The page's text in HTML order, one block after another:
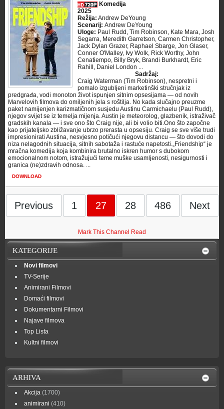
Komedija
2025
Režija: Andrew DeYoung
Scenarij: Andrew DeYoung
Uloge: Paul Rudd, Tim Robinson, Kate Mara, Josh
Segarra, Meredith Garretson, Carmen Christopher,
Jack Dylan Grazer, Raphael Sbarge, Jon Glaser,
Conner O'Malley, Ivy Wolk, Rick Worthy, John
Cenatiempo, Billy Bryk, Brandi Burkhardt, Eric
Rahill, Daniel London ...
Sadržaj:
Craig Waterman (Tim Robinson), nespretni i
pomalo izgubljeni marketinški stručnjak iz
predgrađa, vodi monoton život ispunjen sitnim opsesijama — od novih
Marvelovih filmova do omiljenih jela s roštilja. No kada slučajno preuzme
paket namijenjen karizmatičnom susjedu Austinu Carmichaelu (Paul Rudd),
njegov svijet se iz temelja mijenja. Austin je meteorolog, glazbenik, istraživač
gradskih kanala — i sve ono što Craig nije, ali bi volio biti.Ono što započne
kao prijateljsko zbližavanje ubrzo prerasta u opsesiju. Craig se sve više trudi
impresionirati Austina, nesvjesno potičući njegovu distancu — što dovodi do
niza nelagodnih situacija, sitnih sabotaža i rastuće napetosti.„Friendship“ je
mračna komedija koja kombinira brutalno iskren humor s dubokom
emocionalnom notom, istražujući teme muške usamljenosti, nesigurnosti i
granica (ne)zdravih odnosa. ...
DOWNLOAD
Previous 1 27 28 486 Next
Mark This Channel Read
KATEGORIJE
Novi filmovi
TV-Serije
Animirani Filmovi
Domaći filmovi
Dokumentarni Filmovi
Najave filmova
Top Lista
Kultni filmovi
ARHIVA
Akcija (1700)
animirani (410)